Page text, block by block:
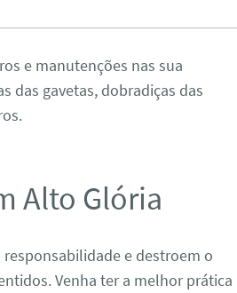
e manutenções nas sua
das gavetas, dobradiças das
Alto Glória
e destroem o
Venha ter a melhor prática